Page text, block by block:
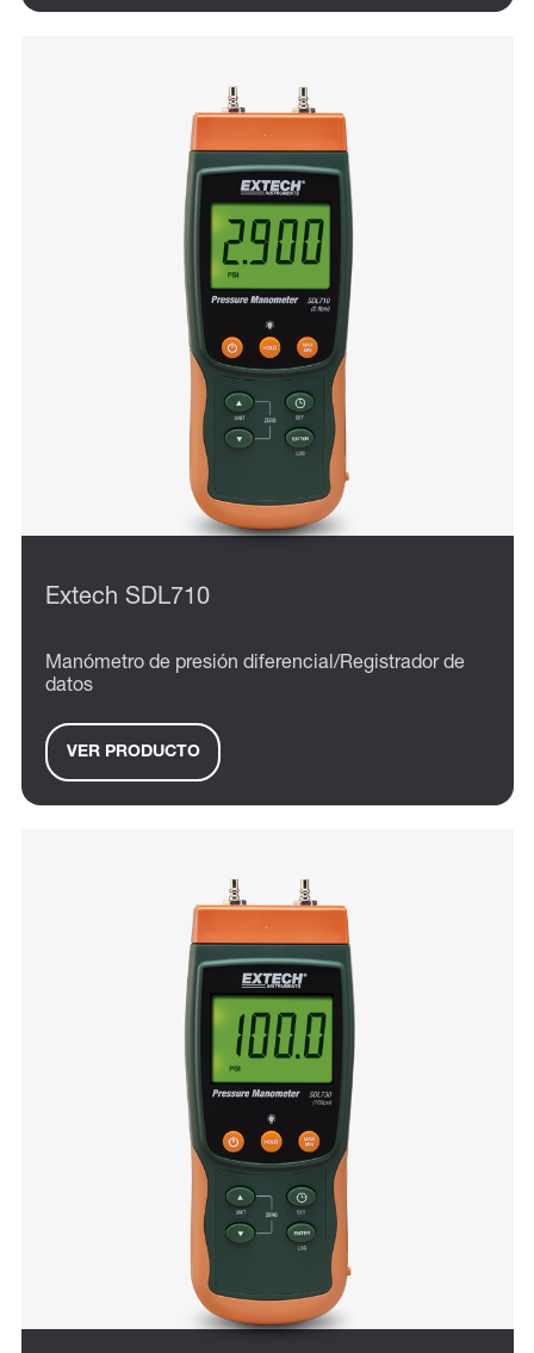
Extech SDL710
Manómetro de presión diferencial/Registrador de
datos
VER PRODUCTO